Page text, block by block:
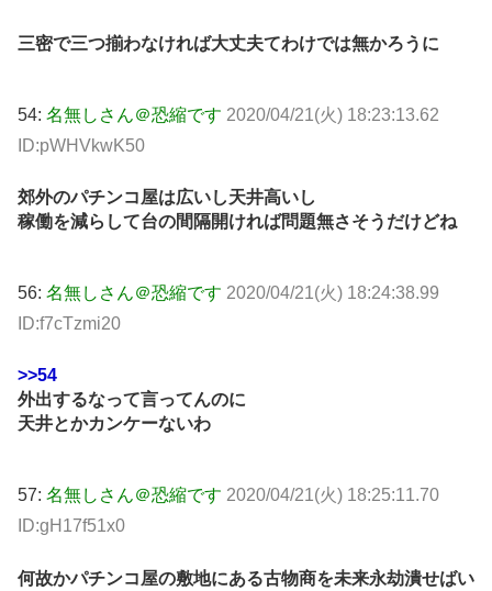
三密で三つ揃わなければ大丈夫てわけでは無かろうに
54: 名無しさん＠恐縮です 2020/04/21(火) 18:23:13.62
ID:pWHVkwK50
郊外のパチンコ屋は広いし天井高いし
稼働を減らして台の間隔開ければ問題無さそうだけどね
56: 名無しさん＠恐縮です 2020/04/21(火) 18:24:38.99
ID:f7cTzmi20
>>54
外出するなって言ってんのに
天井とかカンケーないわ
57: 名無しさん＠恐縮です 2020/04/21(火) 18:25:11.70
ID:gH17f51x0
何故かパチンコ屋の敷地にある古物商を未来永劫潰せばい